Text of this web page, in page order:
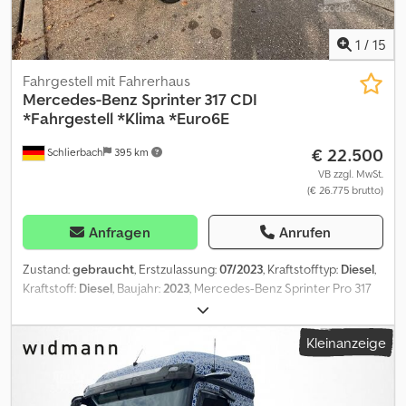
1 / 15
Schlierbach 395 km
Fahrgestell mit Fahrerhaus
Mercedes-Benz Sprinter 317 CDI
*Fahrgestell *Klima *Euro6E
€ 22.500
VB zzgl. MwSt.
(€ 26.775 brutto)
Anfragen Anrufen
Zustand:gebraucht, Erstzulassung:07/2023, Kraftstofftyp: Diesel,
Kraftstoff: Diesel, Baujahr:2023, Mercedes-Benz Sprinter Pro 317
CDI Fahrgestell *ehemaliges Kühlfahrzeug!* • Motor: OM 654 DE
20 LA • Leistung: 125 kW / 170 PS • Schadstoffklasse: EURO 6e •
HVO fähig • 9-Gang-Tronik Automatikgetriebe • ABS / ASR / ESP •
Generator 14V / 250 A • Vließbatterie 12 V 70 Ah • Batterie-
Hauptschalter einpolig • Starthilfe Kontakt • Klemmleiste für
Elektroanschluß • Außentemperaturanzeige • Anzeige
Kleinanzeige